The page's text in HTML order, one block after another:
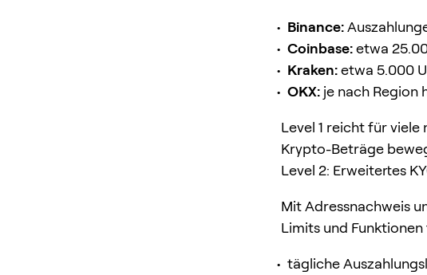
Binance:
Coinbase:etwa
Kraken:etwa 5.000
OKX: je nach Region
Level 1 reicht für
Krypto-Beträge
Level 2: Erweitertes
Mit Adressnachweis
Limits und
tägliche